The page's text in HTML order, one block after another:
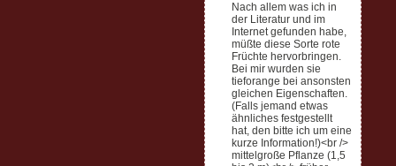
Nach allem was ich in
der Literatur und im
Internet gefunden habe,
müßte diese Sorte rote
Früchte hervorbringen.
Bei mir wurden sie
tieforange bei ansonsten
gleichen Eigenschaften.
(Falls jemand etwas
ähnliches festgestellt
hat, den bitte ich um eine
kurze Information!)<br />
mittelgroße Pflanze (1,5